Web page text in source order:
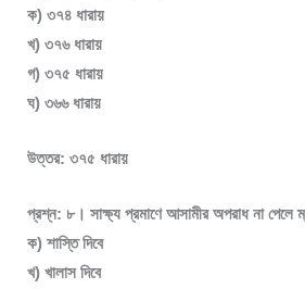
ক) ৩৭৪ ধারায়
খ) ৩৭৬ ধারায়
গ) ৩৭৫ ধারায়
ঘ) ৩৬৬ ধারায়
উত্তর: ৩৭৫ ধারায়
প্রশ্ন: ৮। সাক্ষ্য প্রমাণে আসামীর অপরাধ না পেলে
ক) শাস্তি দিবে
খ) খালাস দিবে